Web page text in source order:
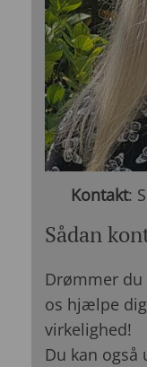
Kontakt:
Sådan
Drømmer du
os hjælpe
virkelighed!
Du kan